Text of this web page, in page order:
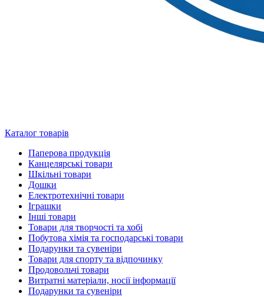
Каталог товарів
Паперова продукція
Канцелярські товари
Шкільні товари
Дошки
Електротехнічні товари
Іграшки
Інші товари
Товари для творчості та хобі
Побутова хімія та господарські товари
Подарунки та сувеніри
Товари для спорту та відпочинку
Продовольчі товари
Витратні матеріали, носії інформації
Подарунки та сувеніри